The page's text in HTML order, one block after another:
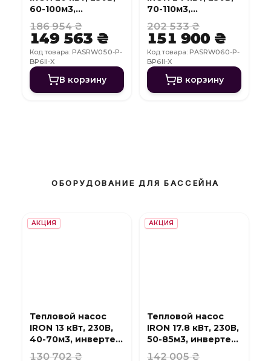
60-100м3,
инвертер, с
охлаждением, WI-
FI
186 954 ₴
149 563 ₴
Код товара: PASRW050-P-
BP6II-X
В корзину
70-110м3,
инвертер, с
охлаждением, WI-
FI
202 533 ₴
151 900 ₴
Код товара: PASRW060-P-
BP6II-X
В корзину
ОБОРУДОВАНИЕ ДЛЯ БАССЕЙНА
АКЦИЯ
Тепловой насос
IRON 13 кВт, 230В,
40-70м3, инвертер,
с охлаждением,
130 702 ₴
АКЦИЯ
Тепловой насос
IRON 17.8 кВт, 230В,
50-85м3, инвертер,
с охлаждением,
142 005 ₴